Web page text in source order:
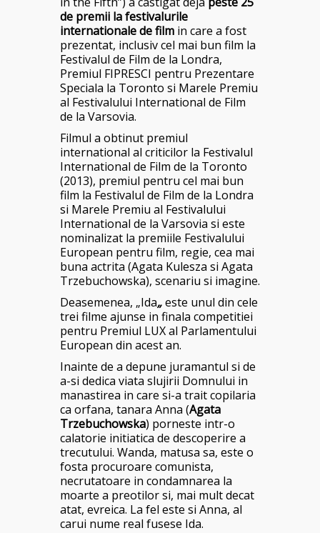
de premii la festivalurile
internationale de film in care a fost
prezentat, inclusiv cel mai bun film la
Festivalul de Film de la Londra,
Premiul FIPRESCI pentru Prezentare
Speciala la Toronto si Marele Premiu
al Festivalului International de Film
de la Varsovia.
Filmul a obtinut premiul
international al criticilor la Festivalul
International de Film de la Toronto
(2013), premiul pentru cel mai bun
film la Festivalul de Film de la Londra
si Marele Premiu al Festivalului
International de la Varsovia si este
nominalizat la premiile Festivalului
European pentru film, regie, cea mai
buna actrita (Agata Kulesza si Agata
Trzebuchowska), scenariu si imagine.
Deasemenea, „Ida„este unul din cele
trei filme ajunse in finala competitiei
pentru Premiul LUX al Parlamentului
European din acest an.
Inainte de a depune juramantul si de
a-si dedica viata slujirii Domnului in
manastirea in care si-a trait copilaria
ca orfana, tanara Anna (Agata
Trzebuchowska) porneste intr-o
calatorie initiatica de descoperire a
trecutului. Wanda, matusa sa, este o
fosta procuroare comunista,
necrutatoare in condamnarea la
moarte a preotilor si, mai mult decat
atat, evreica. La fel este si Anna, al
carui nume real fusese Ida.